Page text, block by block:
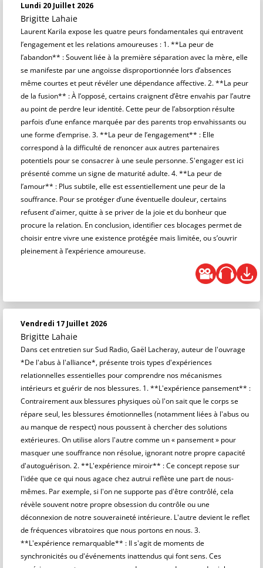
Lundi 20 Juillet 2026
Brigitte Lahaie
Laurent Karila expose les quatre peurs fondamentales qui entravent
l’engagement et les relations amoureuses : 1. **La peur de
l’abandon** : Souvent liée à la première séparation avec la mère, elle
se manifeste par une angoisse disproportionnée lors d’absences
même courtes et peut révéler une dépendance affective. 2. **La peur
de la fusion** : À l’opposé, certains craignent d’être envahis par l’autre
au point de perdre leur identité. Cette peur de l’absorption résulte
parfois d’une enfance marquée par des parents trop envahissants ou
une forme d’emprise. 3. **La peur de l’engagement** : Elle
correspond à la difficulté de renoncer aux autres partenaires
potentiels pour se consacrer à une seule personne. S'engager est ici
présenté comme un signe de maturité adulte. 4. **La peur de
l’amour** : Plus subtile, elle est essentiellement une peur de la
souffrance. Pour se protéger d’une éventuelle douleur, certains
refusent d'aimer, quitte à se priver de la joie et du bonheur que
procure la relation. En conclusion, identifier ces blocages permet de
choisir entre vivre une existence protégée mais limitée, ou s’ouvrir
pleinement à l’expérience amoureuse.
Vendredi 17 Juillet 2026
Brigitte Lahaie
Dans cet entretien sur Sud Radio, Gaël Lacheray, auteur de l'ouvrage
*De l'abus à l'alliance*, présente trois types d'expériences
relationnelles essentielles pour comprendre nos mécanismes
intérieurs et guérir de nos blessures. 1. **L'expérience pansement** :
Contrairement aux blessures physiques où l'on sait que le corps se
répare seul, les blessures émotionnelles (notamment liées à l'abus ou
au manque de respect) nous poussent à chercher des solutions
extérieures. On utilise alors l'autre comme un « pansement » pour
masquer une souffrance non résolue, ignorant notre propre capacité
d'autoguérison. 2. **L'expérience miroir** : Ce concept repose sur
l'idée que ce qui nous agace chez autrui reflète une part de nous-
mêmes. Par exemple, si l'on ne supporte pas d'être contrôlé, cela
révèle souvent notre propre obsession du contrôle ou une
déconnexion de notre souveraineté intérieure. L'autre devient le reflet
de fréquences vibratoires que nous portons en nous. 3.
**L'expérience remarquable** : Il s'agit de moments de
synchronicités ou d'événements inattendus qui font sens. Ces